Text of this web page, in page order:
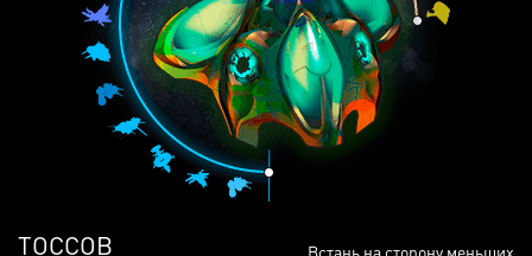
ЛЮДЕЙ
Встань на сторону меньших